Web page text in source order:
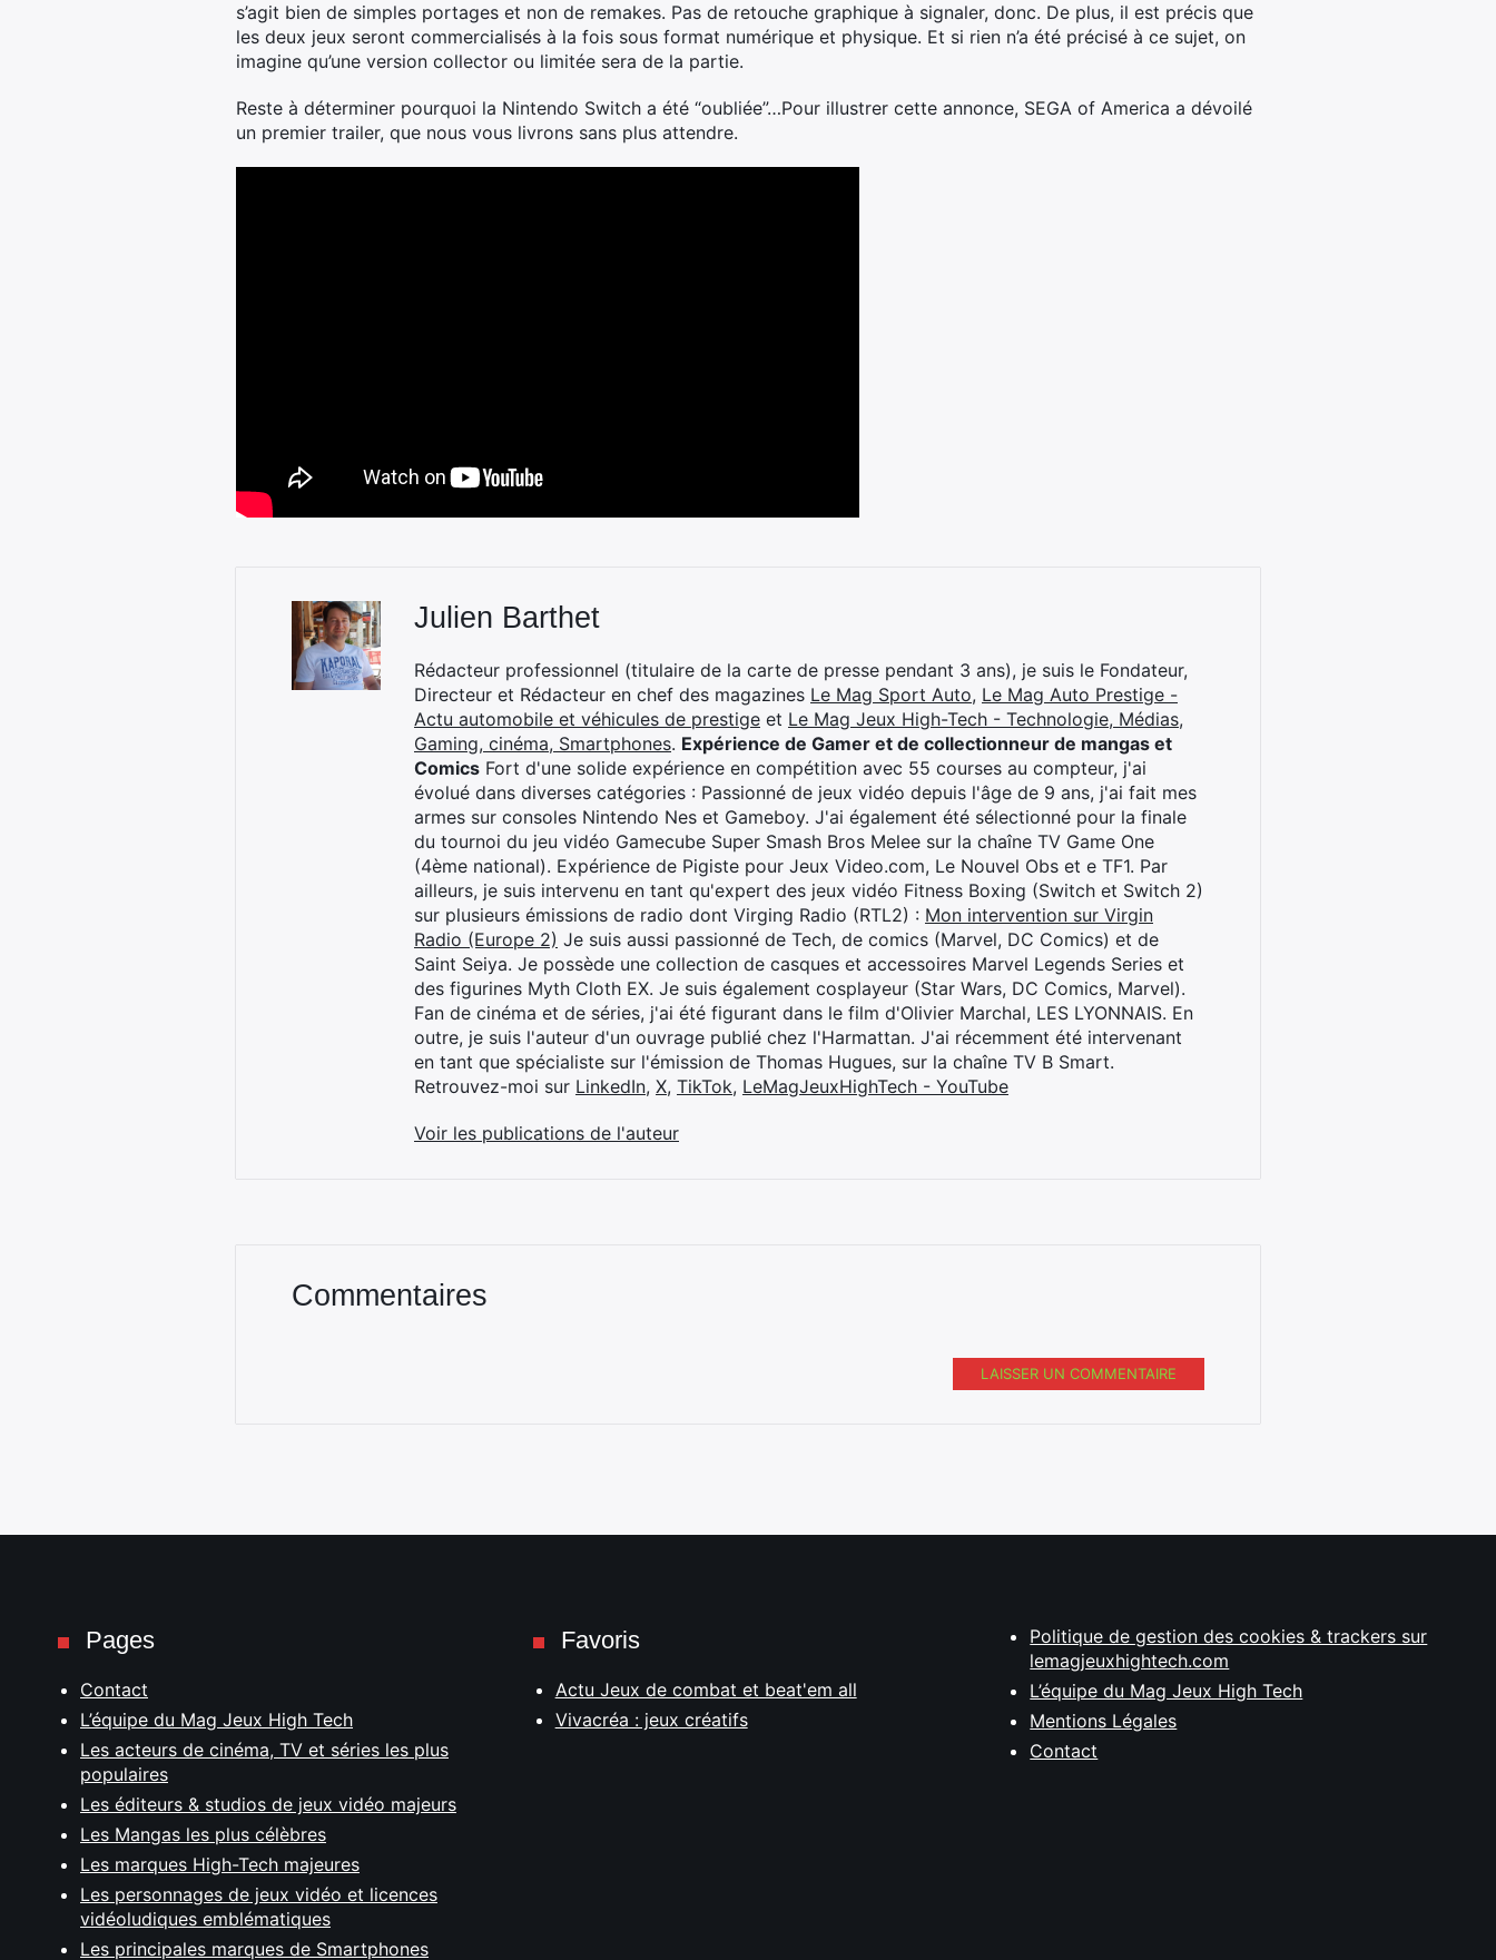
s’agit bien de simples portages et non de remakes. Pas de retouche graphique à signaler, donc. De plus, il est précis que
les deux jeux seront commercialisés à la fois sous format numérique et physique. Et si rien n’a été précisé à ce sujet, on
imagine qu’une version collector ou limitée sera de la partie.
Reste à déterminer pourquoi la Nintendo Switch a été “oubliée”…Pour illustrer cette annonce, SEGA of America a dévoilé
un premier trailer, que nous vous livrons sans plus attendre.
Julien Barthet
Rédacteur professionnel (titulaire de la carte de presse pendant 3 ans), je suis le Fondateur,
Directeur et Rédacteur en chef des magazines Le Mag Sport Auto, Le Mag Auto Prestige -
Actu automobile et véhicules de prestige et Le Mag Jeux High-Tech - Technologie, Médias,
Gaming, cinéma, Smartphones. Expérience de Gamer et de collectionneur de mangas et
Comics Fort d'une solide expérience en compétition avec 55 courses au compteur, j'ai
évolué dans diverses catégories : Passionné de jeux vidéo depuis l'âge de 9 ans, j'ai fait mes
armes sur consoles Nintendo Nes et Gameboy. J'ai également été sélectionné pour la finale
du tournoi du jeu vidéo Gamecube Super Smash Bros Melee sur la chaîne TV Game One
(4ème national). Expérience de Pigiste pour Jeux Video.com, Le Nouvel Obs et e TF1. Par
ailleurs, je suis intervenu en tant qu'expert des jeux vidéo Fitness Boxing (Switch et Switch 2)
sur plusieurs émissions de radio dont Virging Radio (RTL2) : Mon intervention sur Virgin
Radio (Europe 2) Je suis aussi passionné de Tech, de comics (Marvel, DC Comics) et de
Saint Seiya. Je possède une collection de casques et accessoires Marvel Legends Series et
des figurines Myth Cloth EX. Je suis également cosplayeur (Star Wars, DC Comics, Marvel).
Fan de cinéma et de séries, j'ai été figurant dans le film d'Olivier Marchal, LES LYONNAIS. En
outre, je suis l'auteur d'un ouvrage publié chez l'Harmattan. J'ai récemment été intervenant
en tant que spécialiste sur l'émission de Thomas Hugues, sur la chaîne TV B Smart.
Retrouvez-moi sur LinkedIn, X, TikTok, LeMagJeuxHighTech - YouTube
Voir les publications de l'auteur
Commentaires
LAISSER UN COMMENTAIRE
Pages
Contact
L’équipe du Mag Jeux High Tech
Les acteurs de cinéma, TV et séries les plus
populaires
Les éditeurs & studios de jeux vidéo majeurs
Les Mangas les plus célèbres
Les marques High-Tech majeures
Les personnages de jeux vidéo et licences
vidéoludiques emblématiques
Les principales marques de Smartphones
Favoris
Actu Jeux de combat et beat'em all
Vivacréa : jeux créatifs
Politique de gestion des cookies & trackers sur
lemagjeuxhightech.com
L’équipe du Mag Jeux High Tech
Mentions Légales
Contact